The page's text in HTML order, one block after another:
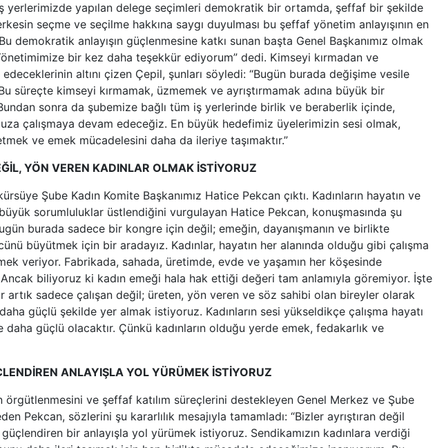
yerlerimizde yapılan delege seçimleri demokratik bir ortamda, şeffaf bir şekilde
seçme ve seçilme hakkına saygı duyulması bu şeffaf yönetim anlayışının en
demokratik anlayışın güçlenmesine katkı sunan başta Genel Başkanımız olmak
bir kez daha teşekkür ediyorum” dedi. Kimseyi kırmadan ve
edeceklerinin altını çizen Çepil, şunları söyledi: “Bugün burada değişime vesile
süreçte kimseyi kırmamak, üzmemek ve ayrıştırmamak adına büyük bir
sonra da şubemize bağlı tüm iş yerlerinde birlik ve beraberlik içinde,
çalışmaya devam edeceğiz. En büyük hedefimiz üyelerimizin sesi olmak,
ve emek mücadelesini daha da ileriye taşımaktır.”
YÖN VEREN KADINLAR OLMAK İSTİYORUZ
Şube Kadın Komite Başkanımız Hatice Pekcan çıktı. Kadınların hayatın ve
sorumluluklar üstlendiğini vurgulayan Hatice Pekcan, konuşmasında şu
burada sadece bir kongre için değil; emeğin, dayanışmanın ve birlikte
büyütmek için bir aradayız. Kadınlar, hayatın her alanında olduğu gibi çalışma
veriyor. Fabrikada, sahada, üretimde, evde ve yaşamın her köşesinde
biliyoruz ki kadın emeği hala hak ettiği değeri tam anlamıyla göremiyor. İşte
artık sadece çalışan değil; üreten, yön veren ve söz sahibi olan bireyler olarak
güçlü şekilde yer almak istiyoruz. Kadınların sesi yükseldikçe çalışma hayatı
güçlü olacaktır. Çünkü kadınların olduğu yerde emek, fedakarlık ve
ANLAYIŞLA YOL YÜRÜMEK İSTİYORUZ
örgütlenmesini ve şeffaf katılım süreçlerini destekleyen Genel Merkez ve Şube
Pekcan, sözlerini şu kararlılık mesajıyla tamamladı: “Bizler ayrıştıran değil
bir anlayışla yol yürümek istiyoruz. Sendikamızın kadınlara verdiği